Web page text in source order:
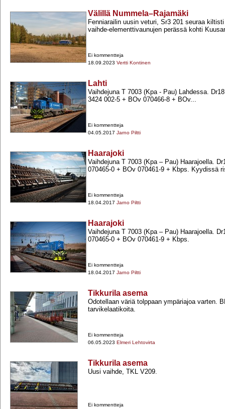
Välillä Nummela–Rajamäki
Fenniarailin uusin veturi, Sr3 201 seuraa
vaihde-​elementtivaunujen perässä kohti
Ei kommentteja
18.09.2023 Vertti Kontinen
Lahti
Vaihdejuna T 7003 (Kpa -​ Pau) Lahdessa.
3424 002-​5 +​ BOv 070466-​8 +​ BOv...
Ei kommentteja
04.05.2017 Jarno Piltti
Haarajoki
Vaihdejuna T 7003 (Kpa – Pau) Haarajoella.
070465-​0 +​ BOv 070461-​9 +​ Kbps. Kyydissä
Ei kommentteja
18.04.2017 Jarno Piltti
Haarajoki
Vaihdejuna T 7003 (Kpa – Pau) Haarajoella.
070465-​0 +​ BOv 070461-​9 +​ Kbps.
Ei kommentteja
18.04.2017 Jarno Piltti
Tikkurila asema
Odotellaan väriä tolppaan ympäriajoa varten.
tarvikelaatikoita.
Ei kommentteja
06.05.2023 Elmeri Lehtovirta
Tikkurila asema
Uusi vaihde, TKL V209.
Ei kommentteja